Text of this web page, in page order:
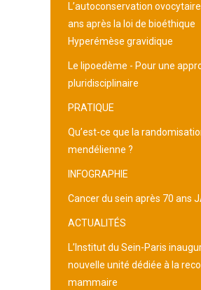
L’autoconservation
ans après la loi de bioéthique
Hyperémèse gravidique
Le lipoedème - Pour une
pluridisciplinaire
PRATIQUE
Qu’est-ce que la
mendélienne ?
INFOGRAPHIE
Cancer du sein après 70 ans
ACTUALITÉS
L’Institut du Sein-Paris
nouvelle unité dédiée à la
mammaire